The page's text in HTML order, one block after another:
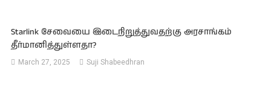
Starlink சேவையை இடைநிறுத்துவதற்கு அரசாங்கம்
தீர்மானித்துள்ளதா?
March 27, 2025 Suji Shabeedhran